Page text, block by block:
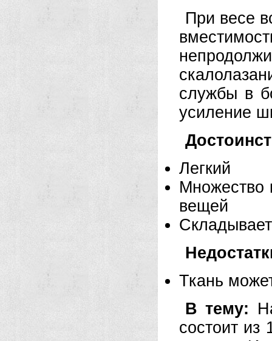
При весе
службы в
усиление
Легкий
Множество
вещей
Ткань
В тему:
состоит